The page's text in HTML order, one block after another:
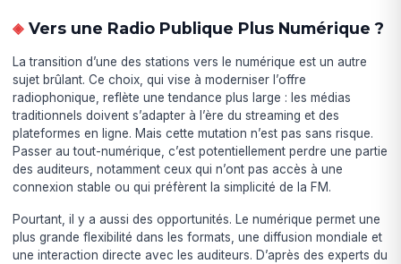
Vers une Radio Publique Plus Numérique ?
La transition d’une des stations vers le numérique est un autre
sujet brûlant. Ce choix, qui vise à moderniser l’offre
radiophonique, reflète une tendance plus large : les médias
traditionnels doivent s’adapter à l’ère du streaming et des
plateformes en ligne. Mais cette mutation n’est pas sans risque.
Passer au tout-numérique, c’est potentiellement perdre une partie
des auditeurs, notamment ceux qui n’ont pas accès à une
connexion stable ou qui préfèrent la simplicité de la FM.
Pourtant, il y a aussi des opportunités. Le numérique permet une
plus grande flexibilité dans les formats, une diffusion mondiale et
une interaction directe avec les auditeurs. D’après des experts du